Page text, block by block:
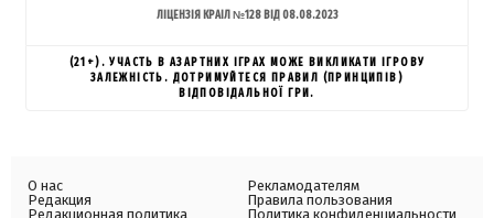
ЛІЦЕНЗІЯ КРАІЛ №128 ВІД 08.08.2023
(21+). УЧАСТЬ В АЗАРТНИХ ІГРАХ МОЖЕ ВИКЛИКАТИ ІГРОВУ
ЗАЛЕЖНІСТЬ. ДОТРИМУЙТЕСЯ ПРАВИЛ (ПРИНЦИПІВ)
ВІДПОВІДАЛЬНОЇ ГРИ.
О нас
Редакция
Редакционная политика
Рекламодателям
Правила пользования
Политика конфиденциальности